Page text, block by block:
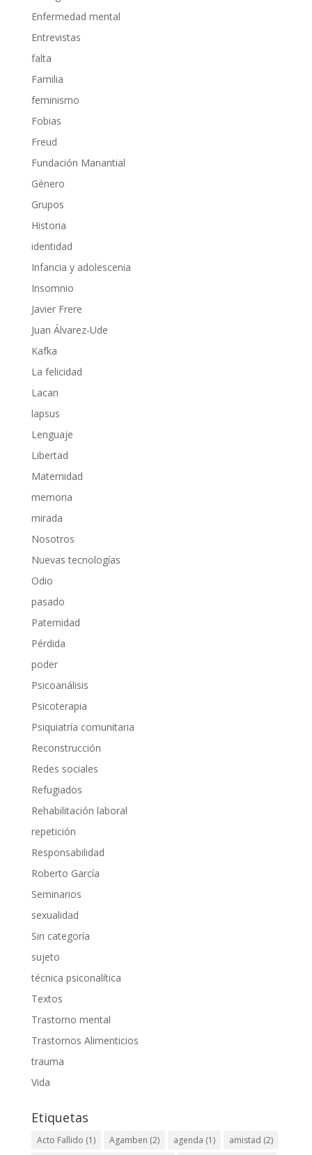
Enfermedad mental
Entrevistas
falta
Familia
feminismo
Fobias
Freud
Fundación Manantial
Género
Grupos
Historia
identidad
Infancia y adolescenia
Insomnio
Javier Frere
Juan Álvarez-Ude
Kafka
La felicidad
Lacan
lapsus
Lenguaje
Libertad
Maternidad
memoria
mirada
Nosotros
Nuevas tecnologías
Odio
pasado
Paternidad
Pérdida
poder
Psicoanálisis
Psicoterapia
Psiquiatría comunitaria
Reconstrucción
Redes sociales
Refugiados
Rehabilitación laboral
repetición
Responsabilidad
Roberto García
Seminarios
sexualidad
Sin categoría
sujeto
técnica psiconalítica
Textos
Trastorno mental
Trastornos Alimenticios
trauma
Vida
Etiquetas
Acto Fallido (1) Agamben (2) agenda (1) amistad (2)